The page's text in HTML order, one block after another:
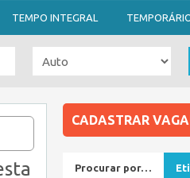
TEMPO INTEGRAL
CADASTRAR
Procurar por…